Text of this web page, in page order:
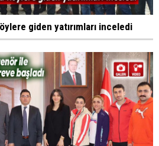
giden yatırımları inceledi